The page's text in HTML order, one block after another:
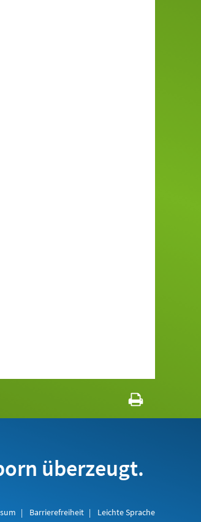
überzeugt.
Barrierefreiheit Leichte Sprache